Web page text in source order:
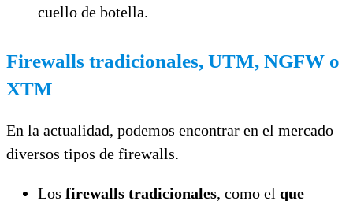
cuello de botella.
Firewalls tradicionales, UTM, NGFW o
XTM
En la actualidad, podemos encontrar en el mercado
diversos tipos de firewalls.
Los firewalls tradicionales, como el que